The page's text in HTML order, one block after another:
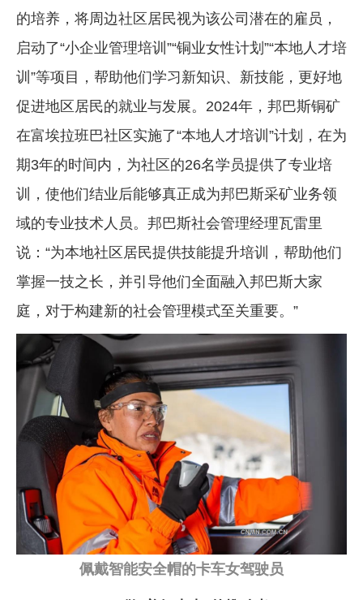
的培养，将周边社区居民视为该公司潜在的雇员，
启动了“小企业管理培训”“铜业女性计划”“本地人才培
训”等项目，帮助他们学习新知识、新技能，更好地
促进地区居民的就业与发展。2024年，邦巴斯铜矿
在富埃拉班巴社区实施了“本地人才培训”计划，在为
期3年的时间内，为社区的26名学员提供了专业培
训，使他们结业后能够真正成为邦巴斯采矿业务领
域的专业技术人员。邦巴斯社会管理经理瓦雷里
说：“为本地社区居民提供技能提升培训，帮助他们
掌握一技之长，并引导他们全面融入邦巴斯大家
庭，对于构建新的社会管理模式至关重要。”
佩戴智能安全帽的卡车女驾驶员